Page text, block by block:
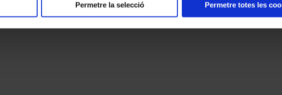
Permetre la selecció Permetre totes les